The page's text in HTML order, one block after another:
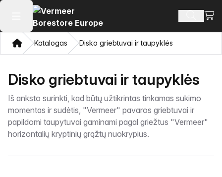
Atidaryti pagrindinį meniu Ieškoti
NamonKatalogas Disko griebtuvai ir taupyklės
Disko griebtuvai ir taupyklės
Iš anksto surinkti, kad būtų užtikrintas tinkamas sukimo
momentas ir sudėtis, "Vermeer" pavaros griebtuvai ir
papildomi taupytuvai gaminami pagal griežtus "Vermeer"
horizontalių kryptinių grąžtų nuokrypius.